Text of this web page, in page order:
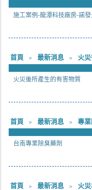
施工案例-龍潭科技廠房-諾
首頁 ﹥ 最新消息 ﹥ 火
火災後所產生的有害物質
首頁 ﹥ 最新消息 ﹥ 專
台南專業除臭藥劑
首頁 ﹥ 最新消息 ﹥ 火